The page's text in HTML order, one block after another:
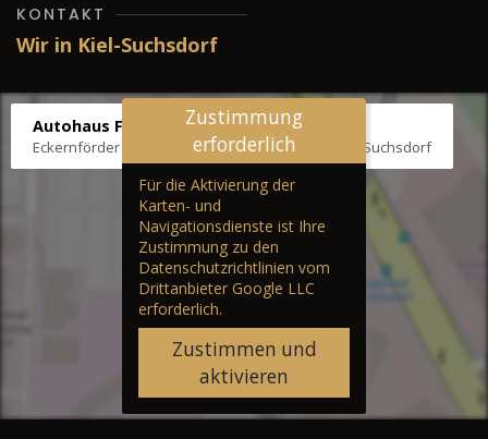
KONTAKT
Wir in Kiel-Suchsdorf
Autohaus Fräter
Eckernförder Str. /Klausbrooker Weg 1, 24107 Kiel-Suchsdorf
Zustimmung
erforderlich
Für die Aktivierung der
Karten- und
Navigationsdienste ist Ihre
Zustimmung zu den
Datenschutzrichtlinien vom
Drittanbieter Google LLC
erforderlich.
Zustimmen und
aktivieren